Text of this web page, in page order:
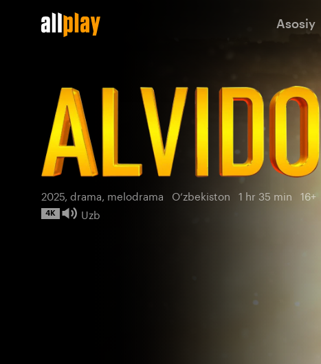
Asosiy
Прощай
2025, drama, melodrama O‘zbekiston 1 hr 35 min 16+
4K Uzb